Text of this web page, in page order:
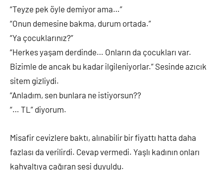
“Teyze pek öyle demiyor ama…”
“Onun demesine bakma, durum ortada.”
“Ya çocuklarınız?”
“Herkes yaşam derdinde… Onların da çocukları var.
Bizimle de ancak bu kadar ilgileniyorlar.” Sesinde azıcık
sitem gizliydi.
“Anladım, sen bunlara ne istiyorsun??
“… TL” diyorum.
Misafir cevizlere baktı, alınabilir bir fiyattı hatta daha
fazlası da verilirdi. Cevap vermedi. Yaşlı kadının onları
kahvaltıya çağıran sesi duyuldu.